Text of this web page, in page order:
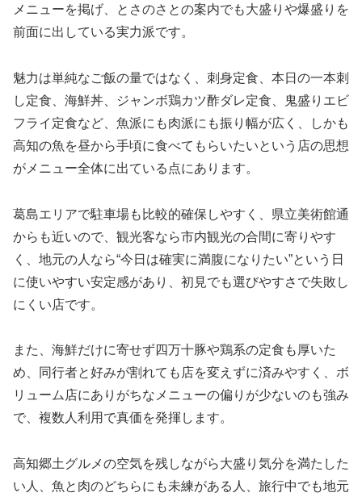
メニューを掲げ、とさのさとの案内でも大盛りや爆盛りを
前面に出している実力派です。
魅力は単純なご飯の量ではなく、刺身定食、本日の一本刺
し定食、海鮮丼、ジャンボ鶏カツ酢ダレ定食、鬼盛りエビ
フライ定食など、魚派にも肉派にも振り幅が広く、しかも
高知の魚を昼から手頃に食べてもらいたいという店の思想
がメニュー全体に出ている点にあります。
葛島エリアで駐車場も比較的確保しやすく、県立美術館通
からも近いので、観光客なら市内観光の合間に寄りやす
く、地元の人なら“今日は確実に満腹になりたい”という日
に使いやすい安定感があり、初見でも選びやすさで失敗し
にくい店です。
また、海鮮だけに寄せず四万十豚や鶏系の定食も厚いた
め、同行者と好みが割れても店を変えずに済みやすく、ボ
リューム店にありがちなメニューの偏りが少ないのも強み
で、複数人利用で真価を発揮します。
高知郷土グルメの空気を残しながら大盛り気分を満たした
い人、魚と肉のどちらにも未練がある人、旅行中でも地元